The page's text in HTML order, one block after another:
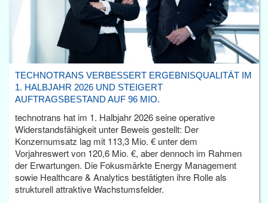
TECHNOTRANS VERBESSERT ERGEBNISQUALITÄT IM
1. HALBJAHR 2026 UND STEIGERT
AUFTRAGSBESTAND AUF 96 MIO.
technotrans hat im 1. Halbjahr 2026 seine operative
Widerstandsfähigkeit unter Beweis gestellt: Der
Konzernumsatz lag mit 113,3 Mio. € unter dem
Vorjahreswert von 120,6 Mio. €, aber dennoch im Rahmen
der Erwartungen. Die Fokusmärkte Energy Management
sowie Healthcare & Analytics bestätigten ihre Rolle als
strukturell attraktive Wachstumsfelder.